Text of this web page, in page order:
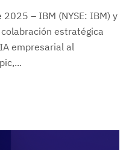
2025 – IBM (NYSE: IBM) y
estratégica
empresarial al